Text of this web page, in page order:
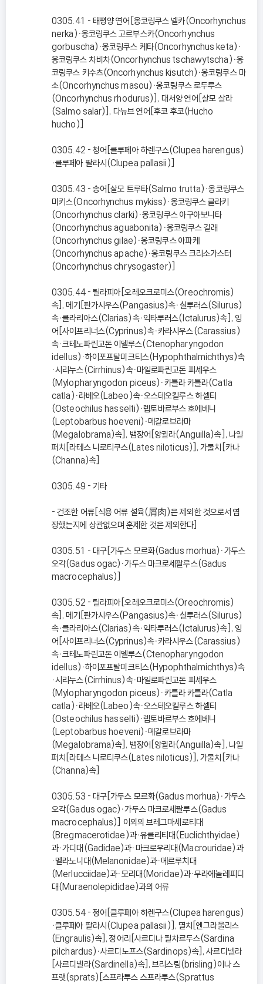
0305.41 - 태평양 연어[옹코링쿠스 넬카(Oncorhynchus
nerka)ㆍ옹코링쿠스 고르부스카(Oncorhynchus
gorbuscha)ㆍ옹코링쿠스 케타(Oncorhynchus keta)ㆍ
옹코링쿠스 차비차(Oncorhynchus tschawytscha)ㆍ옹
코링쿠스 키수츠(Oncorhynchus kisutch)ㆍ옹코링쿠스 마
소(Oncorhynchus masou)ㆍ옹코링쿠스 로두루스
(Oncorhynchus rhodurus)], 대서양 연어[살모 살라
(Salmo salar)], 다뉴브 연어[후코 후코(Hucho
hucho)]
0305.42 - 청어[클루페아 하렌구스(Clupea harengus)
ㆍ클루페아 팔라시(Clupea pallasii)]
0305.43 - 송어[살모 트루타(Salmo trutta)ㆍ옹코링쿠스
미키스(Oncorhynchus mykiss)ㆍ옹코링쿠스 클라키
(Oncorhynchus clarki)ㆍ옹코링쿠스 아구아보니타
(Oncorhynchus aguabonita)ㆍ옹코링쿠스 길래
(Oncorhynchus gilae)ㆍ옹코링쿠스 아파케
(Oncorhynchus apache)ㆍ옹코링쿠스 크리소가스터
(Oncorhynchus chrysogaster)]
0305.44 - 틸라피아[오레오크로미스(Oreochromis)
속], 메기[판가시우스(Pangasius)속ㆍ실루러스(Silurus)
속ㆍ클라리아스(Clarias)속ㆍ익타루러스(Ictalurus)속], 잉
어[사이프리너스(Cyprinus)속ㆍ카라시우스(Carassius)
속ㆍ크테노파린고돈 이델루스(Ctenopharyngodon
idellus)ㆍ하이포프탈미크티스(Hypophthalmichthys)속
ㆍ시리누스(Cirrhinus)속ㆍ마일로파린고돈 피세우스
(Mylopharyngodon piceus)ㆍ카틀라 카틀라(Catla
catla)ㆍ라베오(Labeo)속ㆍ오스테오킬루스 하셀티
(Osteochilus hasselti)ㆍ렙토바르부스 호에베니
(Leptobarbus hoeveni)ㆍ메갈로브라마
(Megalobrama)속], 뱀장어[앙귈라(Anguilla)속], 나일
퍼치[라테스 니로티쿠스(Lates niloticus)], 가물치[카나
(Channa)속]
0305.49 - 기타
- 건조한 어류[식용 어류 설육(屑肉)은 제외한 것으로서 염
장했는지에 상관없으며 훈제한 것은 제외한다]
0305.51 - 대구[가두스 모르화(Gadus morhua)ㆍ가두스
오각(Gadus ogac)ㆍ가두스 마크로세팔루스(Gadus
macrocephalus)]
0305.52 - 틸라피아[오레오크로미스(Oreochromis)
속], 메기[판가시우스(Pangasius)속ㆍ실루러스(Silurus)
속ㆍ클라리아스(Clarias)속ㆍ익타루러스(Ictalurus)속], 잉
어[사이프리너스(Cyprinus)속ㆍ카라시우스(Carassius)
속ㆍ크테노파린고돈 이델루스(Ctenopharyngodon
idellus)ㆍ하이포프탈미크티스(Hypophthalmichthys)속
ㆍ시리누스(Cirrhinus)속ㆍ마일로파린고돈 피세우스
(Mylopharyngodon piceus)ㆍ카틀라 카틀라(Catla
catla)ㆍ라베오(Labeo)속ㆍ오스테오킬루스 하셀티
(Osteochilus hasselti)ㆍ렙토바르부스 호에베니
(Leptobarbus hoeveni)ㆍ메갈로브라마
(Megalobrama)속], 뱀장어[앙귈라(Anguilla)속], 나일
퍼치[라테스 니로티쿠스(Lates niloticus)], 가물치[카나
(Channa)속]
0305.53 - 대구[가두스 모르화(Gadus morhua)ㆍ가두스
오각(Gadus ogac)ㆍ가두스 마크로세팔루스(Gadus
macrocephalus)] 이외의 브레그마세로티대
(Bregmacerotidae)과ㆍ유클리티대(Euclichthyidae)
과ㆍ가디대(Gadidae)과ㆍ마크로우리대(Macrouridae)과
ㆍ멜라노니대(Melanonidae)과ㆍ메르루치대
(Merlucciidae)과ㆍ모리대(Moridae)과ㆍ무라에놀레피디
대(Muraenolepididae)과의 어류
0305.54 - 청어[클루페아 하렌구스(Clupea harengus)
ㆍ클루페아 팔라시(Clupea pallasii)], 멸치[엔그라울리스
(Engraulis)속], 정어리[사르디나 필차르두스(Sardina
pilchardus)ㆍ사르디노프스(Sardinops)속], 사르디넬라
[사르디넬라(Sardinella)속], 브리스링(brisling)이나 스
프랫(sprats)[스프라투스 스프라투스(Sprattus